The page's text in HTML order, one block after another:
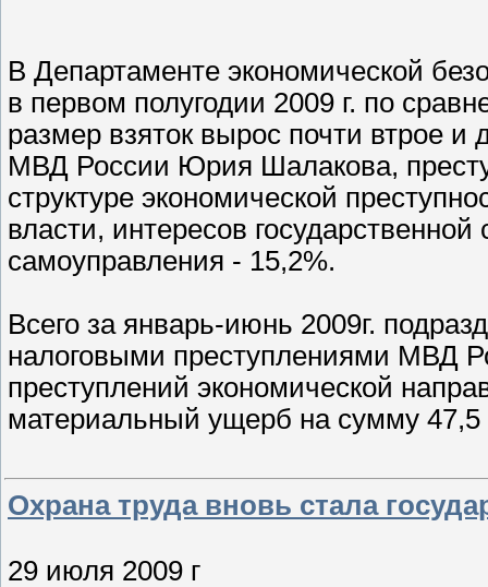
В Департаменте экономической
в первом полугодии 2009 г. по
размер взяток вырос почти втрое
МВД России Юрия Шалакова,
структуре экономической
власти, интересов
самоуправления - 15,2%.
Всего за январь-июнь 2009г.
налоговыми преступлениями МВД
преступлений экономической
материальный ущерб на сумму
Охрана труда вновь стала
29 июля 2009 г